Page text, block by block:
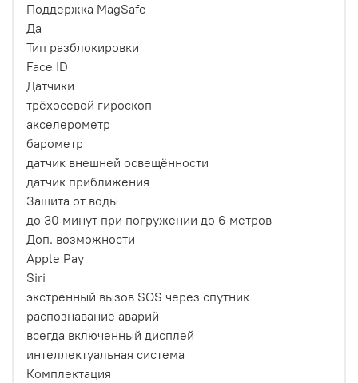
Поддержка MagSafe
Да
Тип разблокировки
Face ID
Датчики
трёхосевой гироскоп
акселерометр
барометр
датчик внешней освещённости
датчик приближения
Защита от воды
до 30 минут при погружении до 6 метров
Доп. возможности
Apple Pay
Siri
экстренный вызов SOS через спутник
распознавание аварий
всегда включенный дисплей
интеллектуальная система
Комплектация